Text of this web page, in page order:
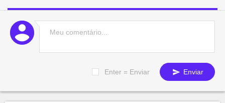
Enter = Enviar Enviar